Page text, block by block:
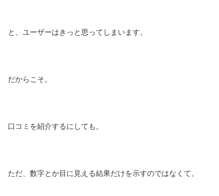
と、ユーザーはきっと思ってしまいます。
だからこそ。
口コミを紹介するにしても。
ただ、数字とか目に見える結果だけを示すのではなくて。